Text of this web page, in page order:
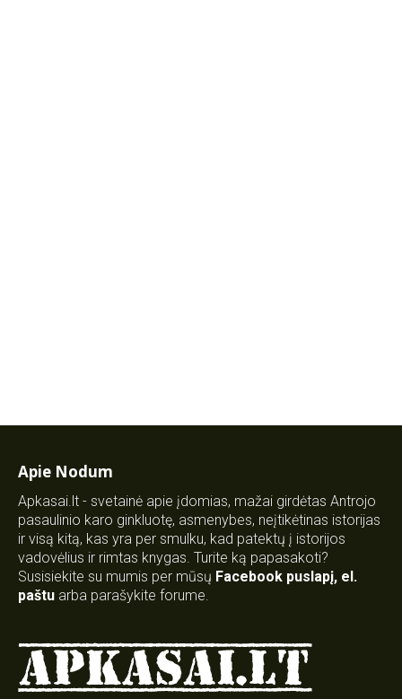
Apie Nodum
Apkasai.lt - svetainė apie įdomias, mažai girdėtas Antrojo
pasaulinio karo ginkluotę, asmenybes, neįtikėtinas istorijas
ir visą kitą, kas yra per smulku, kad patektų į istorijos
vadovėlius ir rimtas knygas. Turite ką papasakoti?
Susisiekite su mumis per mūsų Facebook puslapį, el.
paštu arba parašykite forume.